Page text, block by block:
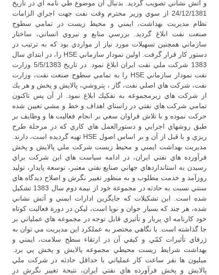
و آتش نشاني تصويب گرديد. بدنبال آن موضوع طي نامه اي در تاريخ
24/12/1381 از سوي وزير محترم وقت نفت جهت اجراي الزامات
نظام مديريت بهداشت، ايمني و محيط زيست در تمامي سطوح
صنعت نفت ابلاغ گرديد. بررسي منابع و نيروي انساني، ساختار
سازماني همچنين تسهيلات مورد نياز از مواردي بود كه به ترتيب در
دستور كار قرار گرفت. اولين نمودار سازماني HSE را، در ابتداي سال
1383 شركت ملي نفت ايران ابلاغ نمود. در تاريخ 5/5/1383 وزارت
نفت نمودار سازماني HSE را به تمامي سطوح صنعت نفت، وزارت
نفت، شركت هاي اصلي نفت، گاز ، پتروشي، پالايش و پخش و هر يك
از شركت هاي زيرمجموعه به تفكيك ابلاغ نمود. از آن پس تاكنون
تمامي شركت هاي نفتي در راستاي اهداف و خط و مشي تعيين شده
حركت نموده و با تلاش فراوان سعي بر انجام فعاليت ها و وظايف بر
طبق روشهاي اجرايي و دستورالعمل هاي كاري كه در مرحلة طرح
ريزي و با قبل از آن و بر اساس اصول HSE تهيه گرديده است، دارند.
مديريت بهداشت ايمني و محيط زيست شركت ملي پالايش و پخش
فرآورده هاي نفتي ايران، در ادامه سياست هاي اين شركت براي
رسيدن به استانداردهاي جهاني صنايع نفتي معتبر، توسعة پايدار، توليد
روزآمد و خدمت مطلوب و به منظور تغيير نگرش و اصلاح ديدگاه هاي
سنتي نسبت به حادثه در مجموعة خود از نيمة دوم سال 1383 تشكيل
شده است. اين تشكيلات كه جايگزين ادارات ايمني و آتش نشاني
شده، هر چند كه بسيار جوان و نوپا است، ليكن در دورة فعاليت كوتاه
خود كارنامه اي پربار و تأثيري قابل توجه در مجموعه هاي عملياتي بر
جا گذاشته است. با نگاهي مختصر به عملكرد اين مديريت مي توان به
ژرفاي تأثيرات كمّي و كيفي آن در ارتقاء سطح سلامت، ايمني و
بهداشت شرايط زيست محيطي مجموعه پالايش و پخش پي برد.
ميليون ها نفر ساعت كار عملياتي با حداقل حادثه در شركت ملي
پالايش و پخش فرآورده هاي نفتي ايران، نتيجة تغيير نگرش در